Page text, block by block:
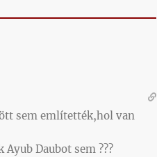
sem említették,hol van
Daubot sem ???